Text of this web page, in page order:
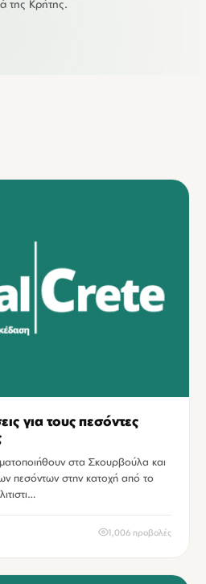
της Κρήτης.
για τους πεσόντες
στα Σκουρβούλα και
πεσόντων στην κατοχή από το
1,006 προβολές